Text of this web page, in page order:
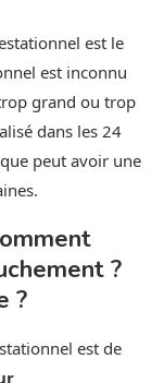
est le
est inconnu
grand ou trop
dans les 24
peut avoir une
?
?
est de